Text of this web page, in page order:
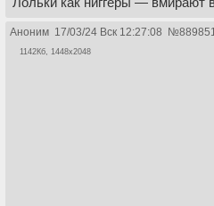
Аноним 17/03/24 Вск 12:27:08 №
1142Кб, 1448x2048